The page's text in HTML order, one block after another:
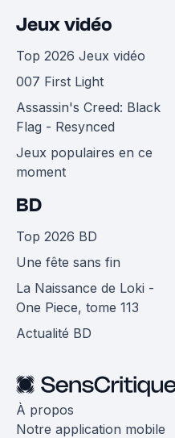
Jeux vidéo
Top 2026 Jeux vidéo
007 First Light
Assassin's Creed: Black
Flag - Resynced
Jeux populaires en ce
moment
BD
Top 2026 BD
Une fête sans fin
La Naissance de Loki -
One Piece, tome 113
Actualité BD
À propos
Notre application mobile